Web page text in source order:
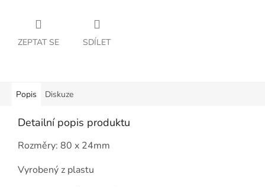
ZEPTAT SE SDÍLET
Popis Diskuze
Detailní popis produktu
Rozměry: 80 x 24mm
Vyrobený z plastu